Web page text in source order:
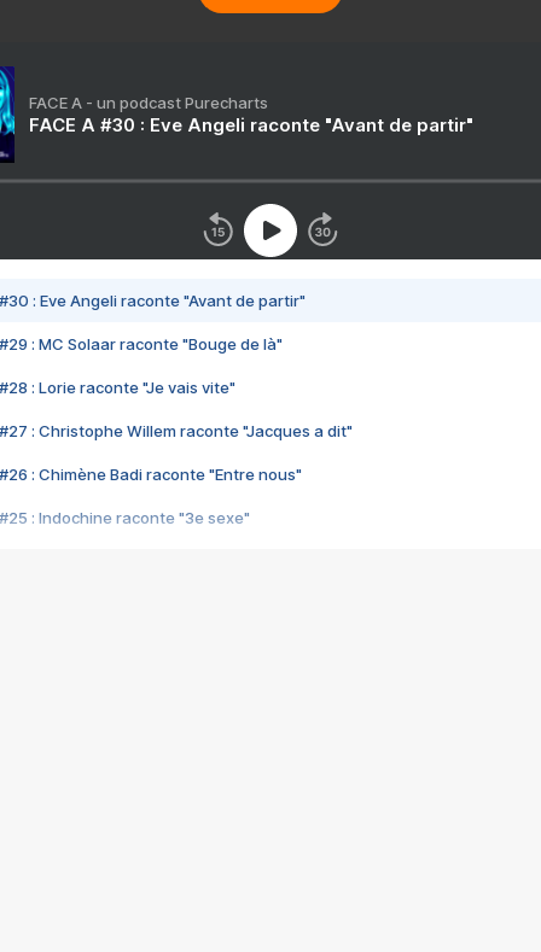
FACE A - un podcast Purecharts
FACE A #30 : Eve Angeli raconte "Avant de partir"
#30 : Eve Angeli raconte "Avant de partir"
#29 : MC Solaar raconte "Bouge de là"
#28 : Lorie raconte "Je vais vite"
#27 : Christophe Willem raconte "Jacques a dit"
#26 : Chimène Badi raconte "Entre nous"
#25 : Indochine raconte "3e sexe"